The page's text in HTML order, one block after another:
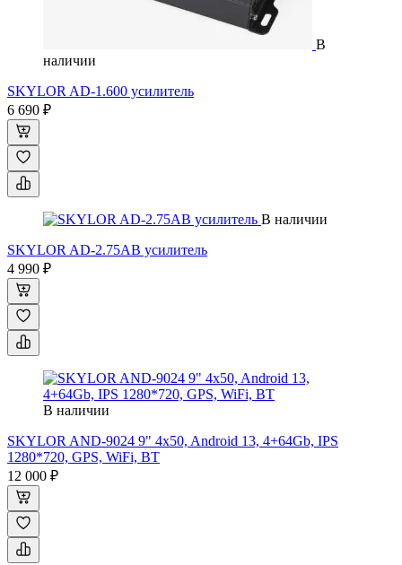
В
наличии
SKYLOR AD-1.600 усилитель
6 690 ₽
В наличии
SKYLOR AD-2.75AB усилитель
4 990 ₽
В наличии
SKYLOR AND-9024 9" 4x50, Android 13, 4+64Gb, IPS
1280*720, GPS, WiFi, BT
12 000 ₽